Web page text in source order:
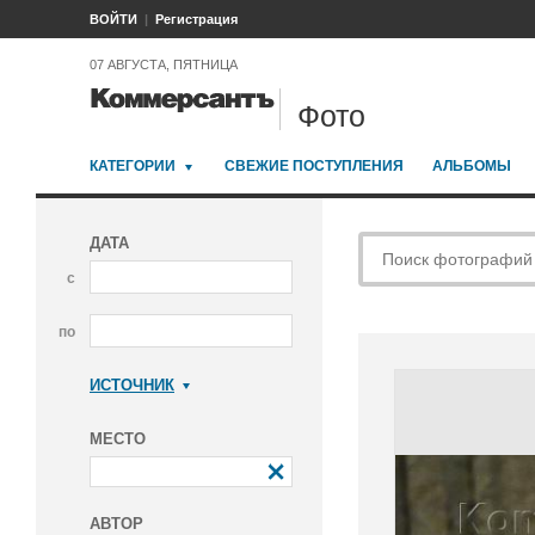
ВОЙТИ Регистрация
07 АВГУСТА, ПЯТНИЦА
Фото
КАТЕГОРИИ СВЕЖИЕ ПОСТУПЛЕНИЯ АЛЬБОМЫ
ДАТА
с
по
ИСТОЧНИК
МЕСТО
АВТОР